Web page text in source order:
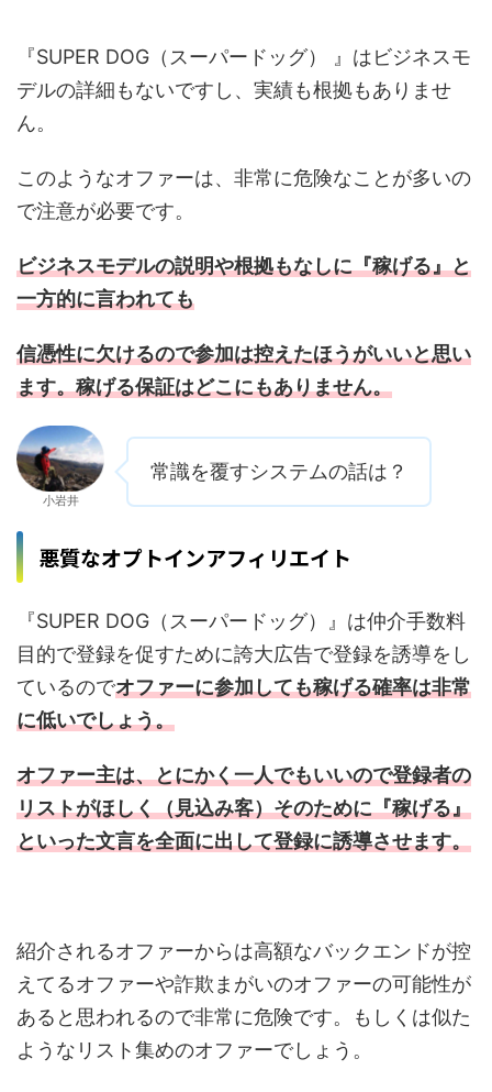
『SUPER DOG（スーパードッグ） 』はビジネスモ
デルの詳細もないですし、実績も根拠もありませ
ん。
このようなオファーは、非常に危険なことが多いの
で注意が必要です。
ビジネスモデルの説明や根拠もなしに『稼げる』と
一方的に言われても
信憑性に欠けるので参加は控えたほうがいいと思い
ます。稼げる保証はどこにもありません。
小岩井
常識を覆すシステムの話は？
悪質なオプトインアフィリエイト
『SUPER DOG（スーパードッグ）』は仲介手数料
目的で登録を促すために誇大広告で登録を誘導をし
ているのでオファーに参加しても稼げる確率は非常
に低いでしょう。
オファー主は、とにかく一人でもいいので登録者の
リストがほしく（見込み客）そのために『稼げる』
といった文言を全面に出して登録に誘導させます。
紹介されるオファーからは高額なバックエンドが控
えてるオファーや詐欺まがいのオファーの可能性が
あると思われるので非常に危険です。もしくは似た
ようなリスト集めのオファーでしょう。